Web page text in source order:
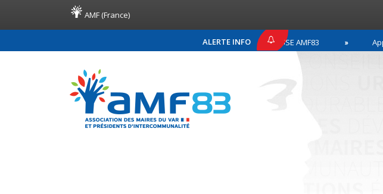
AMF (France)
ALERTE INFO
COMMUNIQUÉ DE PRESSE AMF83